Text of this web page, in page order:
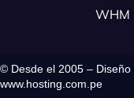
WHM
© Desde el 2005 –
www.hosting.com.pe